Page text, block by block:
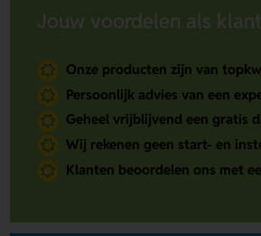
Jouw voordelen als
Onze producten zijn van
Persoonlijk advies van een
Geheel vrijblijvend een gratis
Wij rekenen geen start- en
Klanten beoordelen ons met